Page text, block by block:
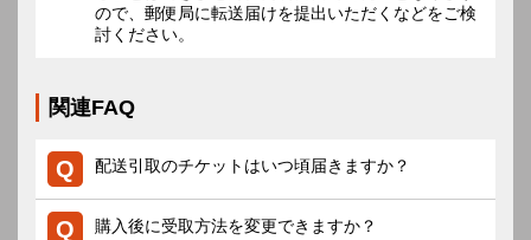
ので、郵便局に転送届けを提出いただくなどをご検
討ください。
関連FAQ
配送引取のチケットはいつ頃届きますか？
購入後に受取方法を変更できますか？